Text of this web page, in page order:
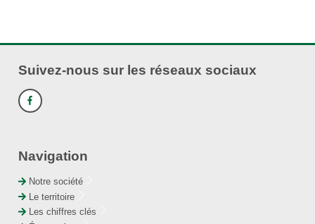
Suivez-nous sur les réseaux sociaux
Navigation
Notre société
Le territoire
Les chiffres clés